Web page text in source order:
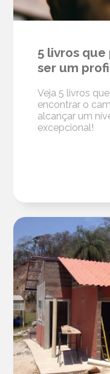
5 livros
ser um
Veja 5 livros
encontrar o
alcançar um
excepcional!